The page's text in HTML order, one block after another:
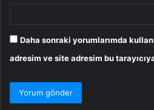
Daha sonraki yorumlarımda
adresim ve site adresim bu